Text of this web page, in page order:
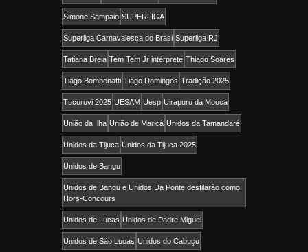
Simone Sampaio SUPERLIGA
Superliga Carnavalesca do Brasi Superliga RJ
Tatiana Breia Tem Tem Jr intérprete Thiago Soares
Tiago Bombonatti Tiago Domingos Tradição 2025
Tucuruvi 2025 UESAM Uesp Uirapuru da Mooca
União da Ilha União de Maricá Unidos da Tamandaré
Unidos da Tijuca Unidos da Tijuca 2025
Unidos de Bangu
Unidos de Bangu e Unidos Da Ponte desfilarão como
Hors-Concours
Unidos de Lucas Unidos de Padre Miguel
Unidos de São Lucas Unidos do Cabuçu